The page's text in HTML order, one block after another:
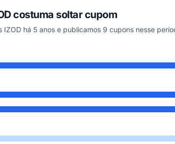
costuma soltar cupom
IZOD há 5 anos e publicamos 9 cupons nesse
publicados por mês, somando os últimos 5 anos